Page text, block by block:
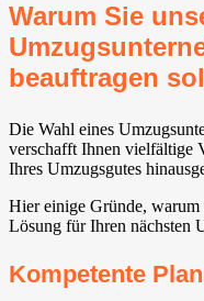
Warum Sie
beauftragen
Die Wahl eines
verschafft Ihnen vielfältige
Ihres Umzugsgutes
Hier einige Gründe,
Lösung für Ihren nächsten
Kompetente